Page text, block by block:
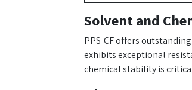
Solvent and
PPS-CF offers
exhibits exceptional
chemical stability is